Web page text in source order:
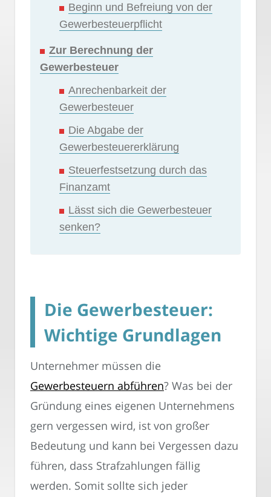
Beginn und Befreiung von der
Gewerbesteuerpflicht
Zur Berechnung der
Gewerbesteuer
Anrechenbarkeit der
Gewerbesteuer
Die Abgabe der
Gewerbesteuererklärung
Steuerfestsetzung durch das
Finanzamt
Lässt sich die Gewerbesteuer
senken?
Die Gewerbesteuer:
Wichtige Grundlagen
Unternehmer müssen die
Gewerbesteuern abführen? Was bei der
Gründung eines eigenen Unternehmens
gern vergessen wird, ist von großer
Bedeutung und kann bei Vergessen dazu
führen, dass Strafzahlungen fällig
werden. Somit sollte sich jeder